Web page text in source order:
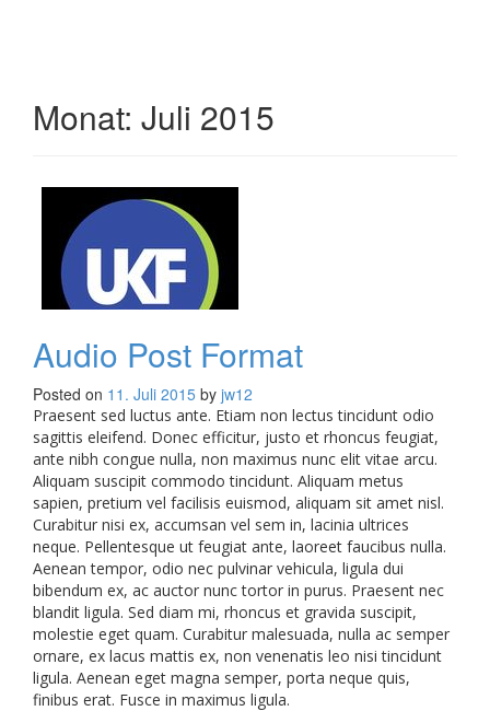
Monat: Juli 2015
Audio Post Format
Posted on 11. Juli 2015 by jw12
Praesent sed luctus ante. Etiam non lectus tincidunt odio
sagittis eleifend. Donec efficitur, justo et rhoncus feugiat,
ante nibh congue nulla, non maximus nunc elit vitae arcu.
Aliquam suscipit commodo tincidunt. Aliquam metus
sapien, pretium vel facilisis euismod, aliquam sit amet nisl.
Curabitur nisi ex, accumsan vel sem in, lacinia ultrices
neque. Pellentesque ut feugiat ante, laoreet faucibus nulla.
Aenean tempor, odio nec pulvinar vehicula, ligula dui
bibendum ex, ac auctor nunc tortor in purus. Praesent nec
blandit ligula. Sed diam mi, rhoncus et gravida suscipit,
molestie eget quam. Curabitur malesuada, nulla ac semper
ornare, ex lacus mattis ex, non venenatis leo nisi tincidunt
ligula. Aenean eget magna semper, porta neque quis,
finibus erat. Fusce in maximus ligula.